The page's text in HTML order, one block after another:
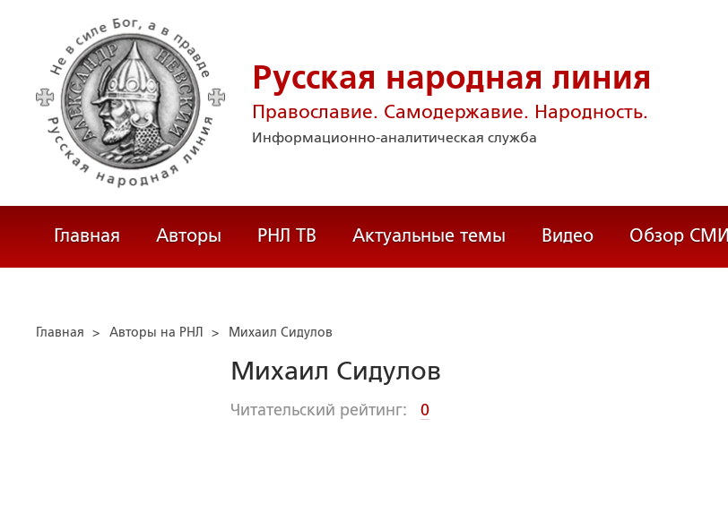
Русская народная линия
Православие. Самодержавие. Народность.
Информационно-аналитическая служба
Главная Авторы РНЛ ТВ Актуальные темы Видео Обзор СМИ
Главная > Авторы на РНЛ > Михаил Сидулов
Михаил Сидулов
Читательский рейтинг: 0